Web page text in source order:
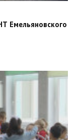
Емельяновского